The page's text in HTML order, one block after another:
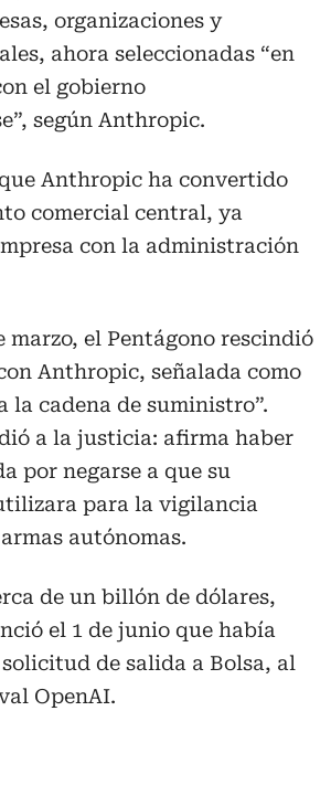
organizaciones y
ahora seleccionadas “en
el gobierno
según Anthropic.
Anthropic ha convertido
comercial central, ya
con la administración
marzo, el Pentágono rescindió
Anthropic, señalada como
la cadena de suministro”.
a la justicia: afirma haber
por negarse a que su
para la vigilancia
autónomas.
de un billón de dólares,
el 1 de junio que había
de salida a Bolsa, al
OpenAI.